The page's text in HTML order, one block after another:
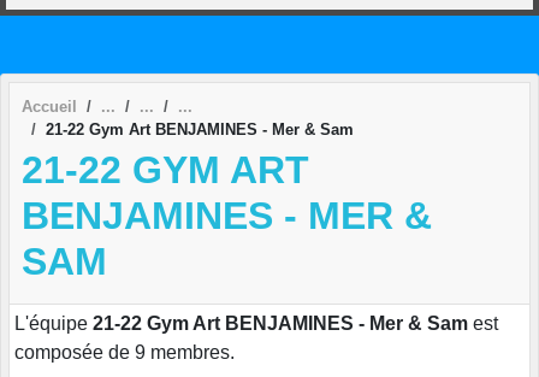
Accueil
21-22 Gym Art BENJAMINES - Mer & Sam
21-22 GYM ART
BENJAMINES - MER &
SAM
L'équipe 21-22 Gym Art BENJAMINES - Mer & Sam est
composée de 9 membres.